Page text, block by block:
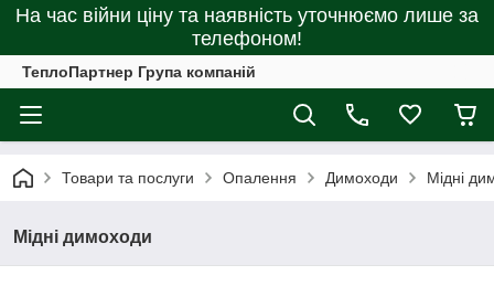
На час війни ціну та наявність уточнюємо лише за
телефоном!
ТеплоПартнер Група компаній
Товари та послуги Опалення Димоходи Мідні
Мідні димоходи